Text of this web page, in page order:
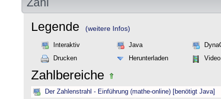
Legende (weitere Infos)
Interaktiv Java
Drucken
Herunterladen Video
Zahlbereiche
Der Zahlenstrahl - Einführung (mathe-online) [benötigt Java]